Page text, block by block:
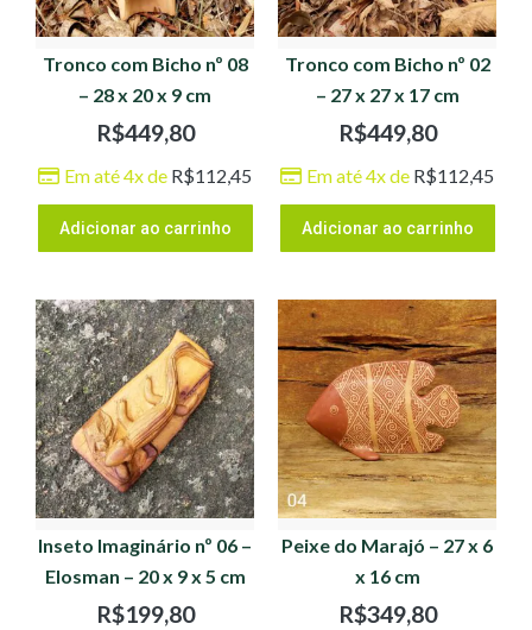
Tronco com Bicho nº 08
– 28 x 20 x 9 cm
R$449,80
Em até 4x de R$112,45
Adicionar ao carrinho
Tronco com Bicho nº 02
– 27 x 27 x 17 cm
R$449,80
Em até 4x de R$112,45
Adicionar ao carrinho
Inseto Imaginário nº 06 –
Elosman – 20 x 9 x 5 cm
R$199,80
Peixe do Marajó – 27 x 6
x 16 cm
R$349,80